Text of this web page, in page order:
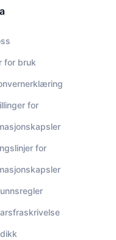
for bruk
for
for